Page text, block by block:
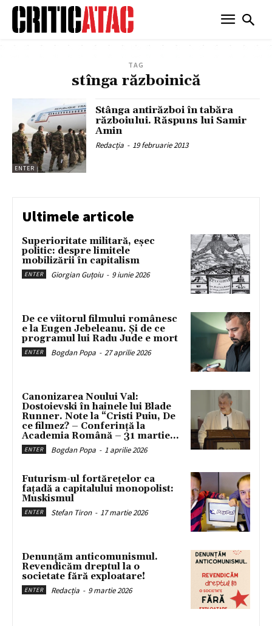
TAG
stînga războinică
ENTER
Stânga antirăzboi în tabăra
războiului. Răspuns lui Samir
Amin
Redacția - 19 februarie 2013
Ultimele articole
Superioritate militară, eșec
politic: despre limitele
mobilizării în capitalism
ENTER Giorgian Guțoiu - 9 iunie 2026
De ce viitorul filmului românesc
e la Eugen Jebeleanu. Și de ce
programul lui Radu Jude e mort
ENTER Bogdan Popa - 27 aprilie 2026
Canonizarea Noului Val:
Dostoievski în hainele lui Blade
Runner. Note la “Cristi Puiu, De
ce filmez? – Conferință la
Academia Română – 31 martie...
ENTER Bogdan Popa - 1 aprilie 2026
Futurism-ul fortărețelor ca
fațadă a capitalului monopolist:
Muskismul
ENTER Stefan Tiron - 17 martie 2026
Denunțăm anticomunismul.
Revendicăm dreptul la o
societate fără exploatare!
ENTER Redacția - 9 martie 2026